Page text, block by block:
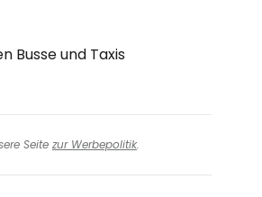
Busse und Taxis
Seite zur Werbepolitik.